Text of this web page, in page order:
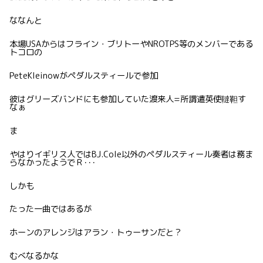
ななんと
本場USAからはフライン・ブリトーやNROTPS等のメンバーである
トコロの
PeteKleinowがペダルスティールで参加
彼はグリーズバンドにも参加していた渡来人=所謂遣英使韃靼す
なぁ
ま
やはりイギリス人ではBJ.Cole以外のペダルスティール奏者は務ま
らなかったようでＲ･･･
しかも
たった一曲ではあるが
ホーンのアレンジはアラン・トゥーサンだと？
むべなるかな